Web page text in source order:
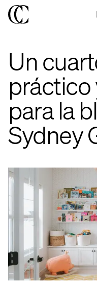
Un
para la
Sydney